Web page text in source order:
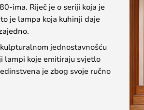
ima. Riječ je o seriji koja je
je lampa koja kuhinji daje
jednostavnošću
lampi koje emitiraju svjetlo
je zbog svoje ručno